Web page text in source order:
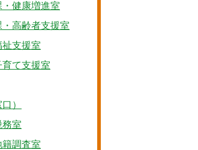
健康増進室
高齢者支援室
支援室
て支援室
）
務室
調査室